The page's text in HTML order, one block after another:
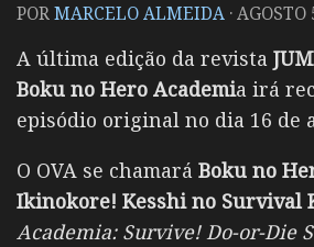
PORMARCELO ALMEIDA ·AGOSTO
A última edição da revista
Boku no Hero Academia irá
episódio original no dia 16 de
O OVA se chamará Boku no
Ikinokore! Kesshi no Survival
Academia: Survive! Do-or-Die